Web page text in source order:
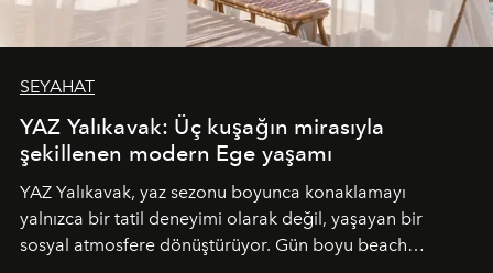
SEYAHAT
YAZ Yalıkavak: Üç kuşağın mirasıyla
şekillenen modern Ege yaşamı
YAZ Yalıkavak, yaz sezonu boyunca konaklamayı
yalnızca bir tatil deneyimi olarak değil, yaşayan bir
sosyal atmosfere dönüştürüyor. Gün boyu beach